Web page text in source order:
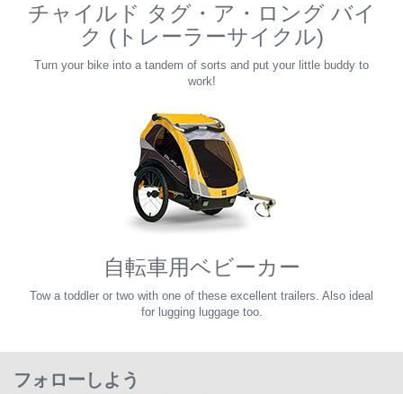
チャイルド タグ・ア・ロング バイ
ク (トレーラーサイクル)
Turn your bike into a tandem of sorts and put your little buddy to
work!
自転車用ベビーカー
Tow a toddler or two with one of these excellent trailers. Also ideal
for lugging luggage too.
フォローしよう